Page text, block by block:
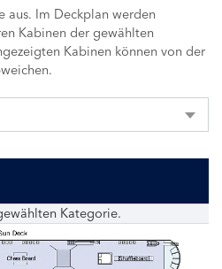
aus. Im Deckplan werden
Kabinen der gewählten
Kabinen können von der
Kategorie.